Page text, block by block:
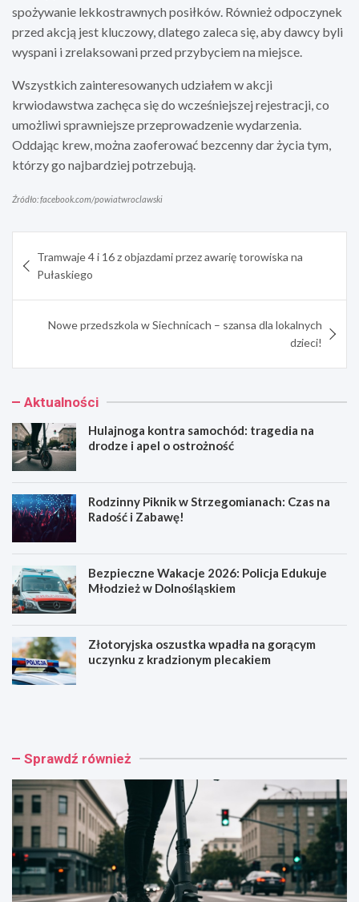
spożywanie lekkostrawnych posiłków. Również odpoczynek
przed akcją jest kluczowy, dlatego zaleca się, aby dawcy byli
wyspani i zrelaksowani przed przybyciem na miejsce.
Wszystkich zainteresowanych udziałem w akcji
krwiodawstwa zachęca się do wcześniejszej rejestracji, co
umożliwi sprawniejsze przeprowadzenie wydarzenia.
Oddając krew, można zaoferować bezcenny dar życia tym,
którzy go najbardziej potrzebują.
Źródło: facebook.com/powiatwroclawski
wpisu
Tramwaje 4 i 16 z objazdami przez awarię torowiska na
Pułaskiego
Nowe przedszkola w Siechnicach – szansa dla lokalnych
dzieci!
Aktualności
Hulajnoga kontra samochód: tragedia na
drodze i apel o ostrożność
Rodzinny Piknik w Strzegomianach: Czas na
Radość i Zabawę!
Bezpieczne Wakacje 2026: Policja Edukuje
Młodzież w Dolnośląskiem
Złotoryjska oszustka wpadła na gorącym
uczynku z kradzionym plecakiem
H
n
g
a
k
o
n
t
r
a
R
n
y
P
i
k
n
i
k
w
Sprawdź również